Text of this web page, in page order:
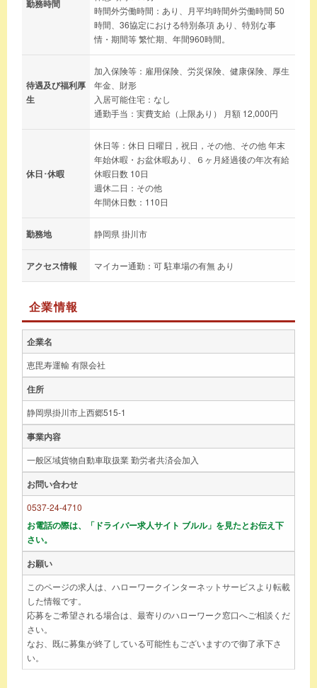
勤務時間
時間外労働時間：あり、月平均時間外労働時間 50
時間、36協定における特別条項 あり、特別な事
情・期間等 繁忙期、年間960時間。
待遇及び福利厚
生
加入保険等：雇用保険、労災保険、健康保険、厚生
年金、財形
入居可能住宅：なし
通勤手当：実費支給（上限あり） 月額 12,000円
休日･休暇
休日等：休日 日曜日，祝日，その他、その他 年末
年始休暇・お盆休暇あり、６ヶ月経過後の年次有給
休暇日数 10日
週休二日：その他
年間休日数：110日
勤務地 静岡県 掛川市
アクセス情報 マイカー通勤：可 駐車場の有無 あり
企業情報
企業名
恵毘寿運輸 有限会社
住所
静岡県掛川市上西郷515-1
事業内容
一般区域貨物自動車取扱業 勤労者共済会加入
お問い合わせ
0537-24-4710
お電話の際は、「ドライバー求人サイト ブルル」を見たとお伝え下
さい。
お願い
このページの求人は、ハローワークインターネットサービスより転載
した情報です。
応募をご希望される場合は、最寄りのハローワーク窓口へご相談くだ
さい。
なお、既に募集が終了している可能性もございますので御了承下さ
い。